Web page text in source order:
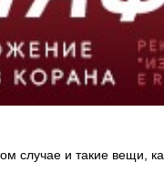
случае и такие вещи,